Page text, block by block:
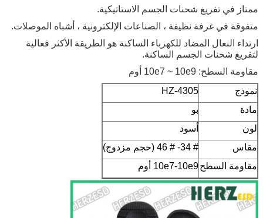
ممتاز في تفريغ شحنات الجسم الاستاتيكية.
متفوقة في غرفة نظيفة ، الصناعات الإلكترونية ، أشباه الموصلات.
ارتداء النعال المضاد للكهرباء الساكنة هو الطريقة الأكثر فعالية
لتفريغ شحنات الجسم الساكنة.
مقاومة السطح: 10e7 ~ 10e9 أوم
نموذج
HZ-4305
مادة
بو
لون
أسود
مقاس
# 34- # 46 (حجم مزدوج)
مقاومة السطح10e7-10e9 أوم